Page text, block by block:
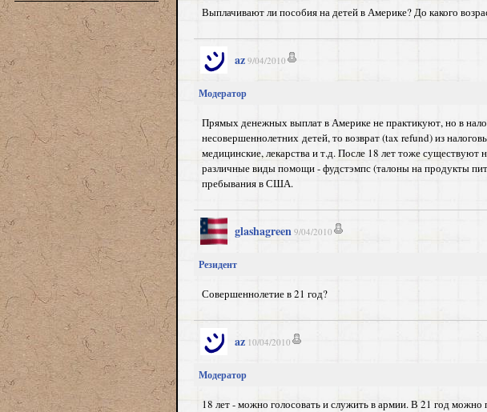
Выплачивают ли пособия на детей в Америке? До какого
az 9/04/2010
Модератор
Прямых денежных выплат в Америке не практикуют, но в
несовершеннолетних детей, то возврат (tax refund) из
медицинские, лекарства и т.д. После 18 лет тоже
различные виды помощи - фудстэмпс (талоны на продукты
пребывания в США.
glashagreen 9/04/2010
Резидент
Совершеннолетие в 21 год?
az 10/04/2010
Модератор
18 лет - можно голосовать и служить в армии. В 21 год можно